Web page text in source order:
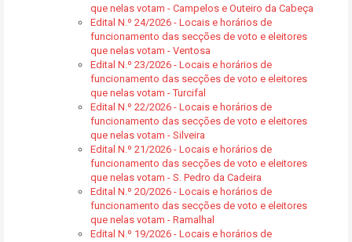
que nelas votam - Campelos e Outeiro da Cabeça
Edital N.º 24/2026 - Locais e horários de
funcionamento das secções de voto e eleitores
que nelas votam - Ventosa
Edital N.º 23/2026 - Locais e horários de
funcionamento das secções de voto e eleitores
que nelas votam - Turcifal
Edital N.º 22/2026 - Locais e horários de
funcionamento das secções de voto e eleitores
que nelas votam - Silveira
Edital N.º 21/2026 - Locais e horários de
funcionamento das secções de voto e eleitores
que nelas votam - S. Pedro da Cadeira
Edital N.º 20/2026 - Locais e horários de
funcionamento das secções de voto e eleitores
que nelas votam - Ramalhal
Edital N.º 19/2026 - Locais e horários de